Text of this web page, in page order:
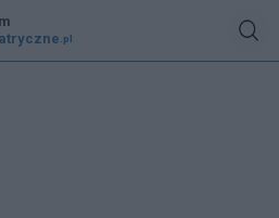
.pl